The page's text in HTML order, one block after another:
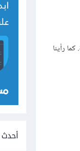
رأينا